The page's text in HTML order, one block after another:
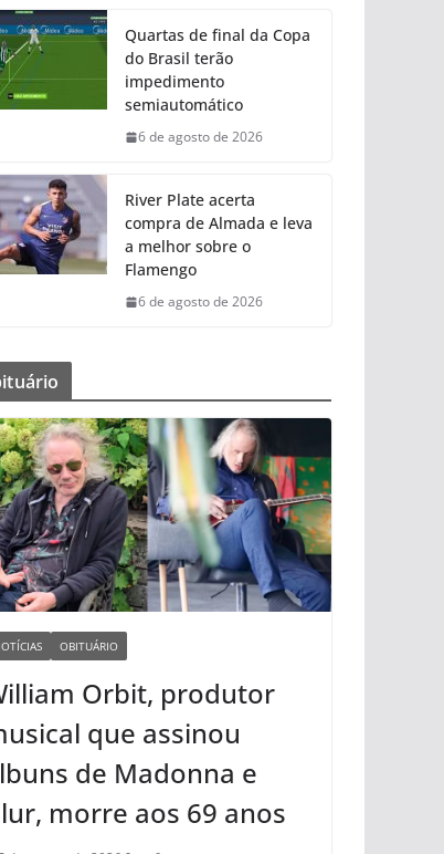
Quartas de final da Copa
do Brasil terão
impedimento
semiautomático
6 de agosto de 2026
River Plate acerta
compra de Almada e leva
a melhor sobre o
Flamengo
6 de agosto de 2026
OBITUÁRIO
Orbit, produtor
que assinou
de Madonna e
morre aos 69 anos